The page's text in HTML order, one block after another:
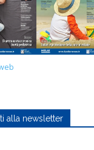
alla newsletter